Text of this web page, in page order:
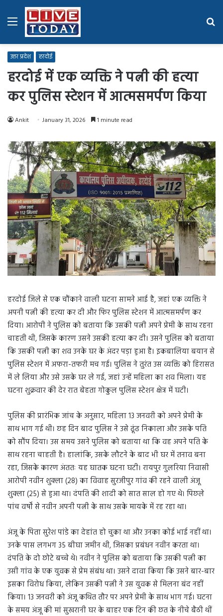
Menu
उत्तर प्रदेश हरदोई
हरदोई में एक व्यक्ति ने पत्नी की हत्या
कर पुलिस स्टेशन में आत्मसमर्पण किया
Ankit January 31, 2026 1 minute read
हरदोई जिले से एक चौंकाने वाली घटना सामने आई है, जहां एक व्यक्ति ने
अपनी पत्नी की हत्या कर दी और फिर पुलिस स्टेशन में आत्मसमर्पण कर
दिया। आरोपी ने पुलिस को बताया कि उसकी पत्नी अपने प्रेमी के साथ रहना
चाहती थी, जिसके कारण उसने उसकी हत्या कर दी। उसने पुलिस को बताया
कि उसकी पत्नी का शव उनके घर के अंदर पड़ा हुआ है। इकबालिया बयान से
पुलिस स्टेशन में अफरा-तफरी मच गई। पुलिस ने तुरंत उस व्यक्ति को हिरासत
में ले लिया और उसे उसके घर ले गई, जहां उन्हें महिला का शव मिला। यह
घटना शुक्रवार की देर रात बेहता गोकुल पुलिस स्टेशन क्षेत्र में घटी।
पुलिस की प्रारंभिक जांच के अनुसार, महिला 13 जनवरी को अपने प्रेमी के
साथ भाग गई थी। छह दिन बाद पुलिस ने उसे ढूंढ निकाला और उसके पति
को सौंप दिया। उस समय उसने पुलिस को बताया था कि वह अपने पति के
साथ रहना चाहती है। हालांकि, उसके लौटने के बाद भी घर में तनाव बना
रहा, जिसके कारण अंततः यह घातक घटना घटी। रायपुर गुलरिया निवासी
आरोपी नवीन शुक्ला (28) का विवाह सुरजीपुर गांव की रहने वाली अंजू
शुक्ला (25) से हुआ था। दंपति की शादी को सात साल हो गए थे। पिछले
पांच वर्षों से नवीन अपनी पत्नी के साथ उसके मायके में रह रहा था।
अंजू के पिता सुरेश पांडे का देहांत हो चुका था और उनका कोई भाई नहीं था।
उनके पास लगभग 35 बीघा जमीन थी, जिसका प्रबंधन नवीन करता था।
दंपति के दो छोटे बच्चे थे। नवीन ने पुलिस को बताया कि उसकी पत्नी का
उसी गांव के एक युवक से प्रेम संबंध था। उसने दावा किया कि उसने बार-बार
इसका विरोध किया, लेकिन उसकी पत्नी ने उस युवक से मिलना बंद नहीं
किया। 13 जनवरी को अंजू कथित तौर पर अपने प्रेमी के साथ भाग गई। घटना
के समय अंजू की मां सुखरानी घर के बाहर एक टिन की छत के नीचे बैठी थीं